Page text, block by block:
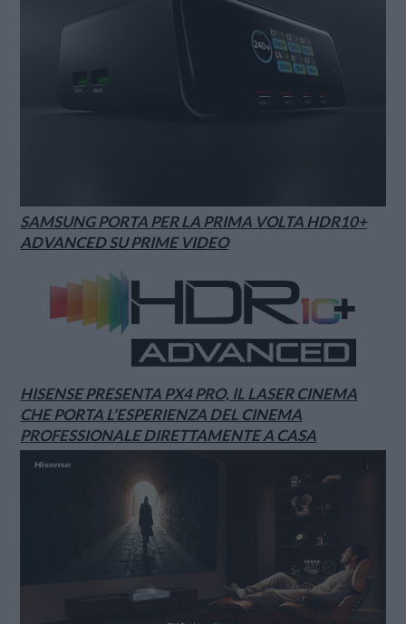
SAMSUNG PORTA PER LA PRIMA VOLTA HDR10+
ADVANCED SU PRIME VIDEO
HISENSE PRESENTA PX4 PRO, IL LASER CINEMA
CHE PORTA L’ESPERIENZA DEL CINEMA
PROFESSIONALE DIRETTAMENTE A CASA